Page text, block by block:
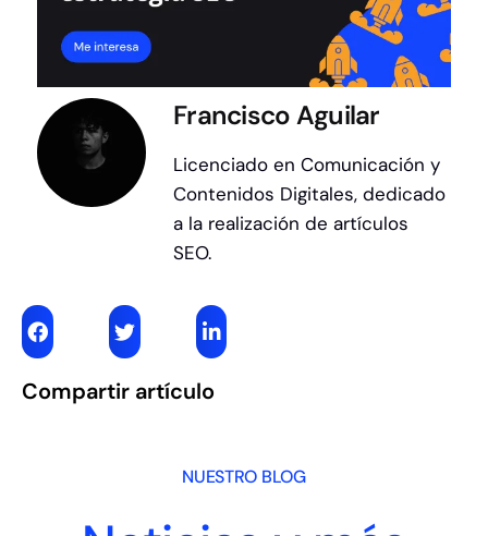
Francisco Aguilar
Licenciado en Comunicación y
Contenidos Digitales, dedicado
a la realización de artículos
SEO.
Compartir artículo
NUESTRO BLOG